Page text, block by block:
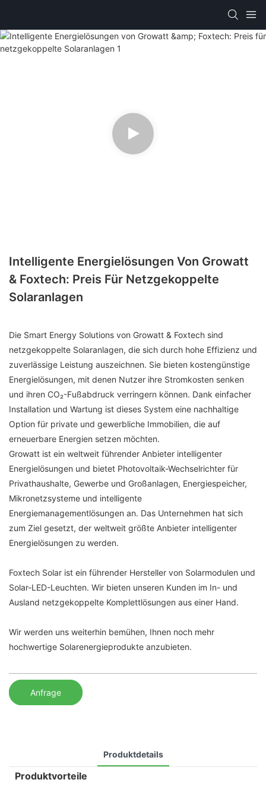
Intelligente Energielösungen Von Growatt
& Foxtech: Preis Für Netzgekoppelte
Solaranlagen
Die Smart Energy Solutions von Growatt & Foxtech sind
netzgekoppelte Solaranlagen, die sich durch hohe Effizienz und
zuverlässige Leistung auszeichnen. Sie bieten kostengünstige
Energielösungen, mit denen Nutzer ihre Stromkosten senken
und ihren CO₂-Fußabdruck verringern können. Dank einfacher
Installation und Wartung ist dieses System eine nachhaltige
Option für private und gewerbliche Immobilien, die auf
erneuerbare Energien setzen möchten.
Growatt ist ein weltweit führender Anbieter intelligenter
Energielösungen und bietet Photovoltaik-Wechselrichter für
Privathaushalte, Gewerbe und Großanlagen, Energiespeicher,
Mikronetzsysteme und intelligente
Energiemanagementlösungen an. Das Unternehmen hat sich
zum Ziel gesetzt, der weltweit größte Anbieter intelligenter
Energielösungen zu werden.
Foxtech Solar ist ein führender Hersteller von Solarmodulen und
Solar-LED-Leuchten. Wir bieten unseren Kunden im In- und
Ausland netzgekoppelte Komplettlösungen aus einer Hand.
Wir werden uns weiterhin bemühen, Ihnen noch mehr
hochwertige Solarenergieprodukte anzubieten.
Anfrage
Produktdetails
Produktvorteile